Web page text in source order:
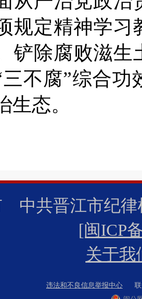
规定精神学习
铲除腐败滋生
不腐”综合
生态。
中共晋江市纪
[闽ICP
关于我
违法和不良信息举报中心